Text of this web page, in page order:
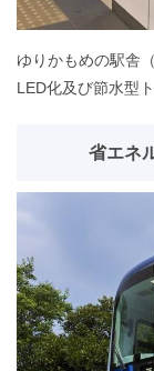
ゆりかもめの駅舎
LED化及び節水型
省エネ